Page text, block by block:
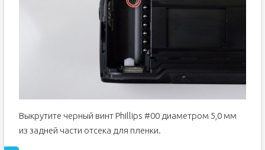
Выкрутите черный винт Phillips #00 диаметром 5,0 мм
из задней части отсека для пленки.